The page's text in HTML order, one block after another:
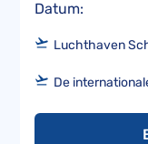
Datum:
Luchthaven
De